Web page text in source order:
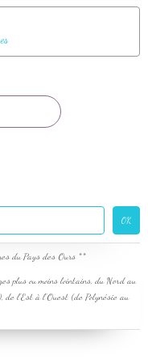
plus ou moins lointains, du Nord au
de l'Est à l'Ouest (de Polynésie au